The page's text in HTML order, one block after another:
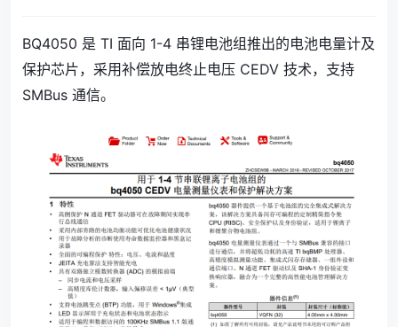
BQ4050 是 TI 面向 1-4 串锂电池组推出的电池电量计及
保护芯片，采用补偿放电终止电压 CEDV 技术，支持
SMBus 通信。